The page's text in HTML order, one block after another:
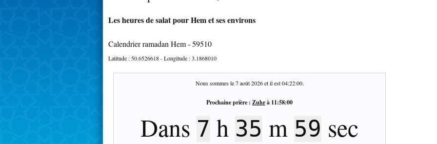
Les heures de salat pour Hem et ses environs
Calendrier ramadan Hem - 59510
Latitude : 50.6526618- Longitude :3.1868010
Nous sommes le7 août 2026et il est04:22:01.
Prochaine prière : Zuhrà 11:58:00
Dans 7 h 35 m 58 sec